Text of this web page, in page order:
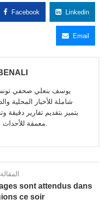
Facebook Linkedin
Email
يوسف بنعلي صحفي
شاملة للأخبار المحلية
معمقة للأحداث السياسية والاجتماعية والاقتصادية.
sont attendus dans
ce soir